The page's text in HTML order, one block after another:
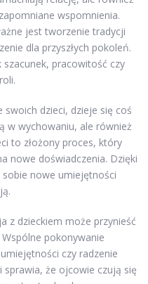
wspomnienia.
jest tworzenie tradycji
dla przyszłych pokoleń.
pracowitość czy
swoich dzieci, dzieje się coś
w wychowaniu, ale również
to złożony proces, który
nowe doświadczenia. Dzięki
nowe umiejętności
z dzieckiem może przynieść
pokonywanie
czy radzenie
sprawia, że ojcowie czują się